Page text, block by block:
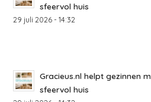
sfeervol huis
29 juli 2026 - 14:32
Gracieus.nl helpt gezinnen
sfeervol huis